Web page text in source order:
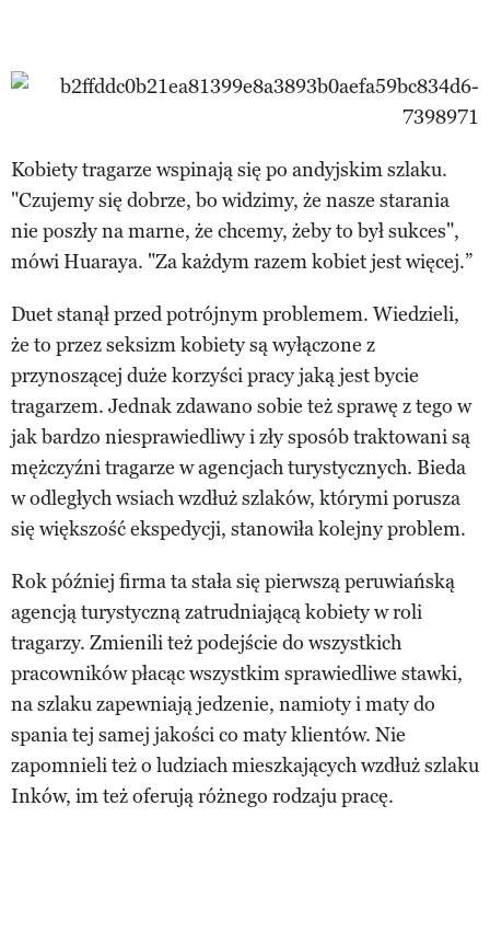
Kobiety tragarze wspinają się po andyjskim szlaku.
"Czujemy się dobrze, bo widzimy, że nasze starania
nie poszły na marne, że chcemy, żeby to był sukces",
mówi Huaraya. "Za każdym razem kobiet jest więcej.”
Duet stanął przed potrójnym problemem. Wiedzieli,
że to przez seksizm kobiety są wyłączone z
przynoszącej duże korzyści pracy jaką jest bycie
tragarzem. Jednak zdawano sobie też sprawę z tego w
jak bardzo niesprawiedliwy i zły sposób traktowani są
mężczyźni tragarze w agencjach turystycznych. Bieda
w odległych wsiach wzdłuż szlaków, którymi porusza
się większość ekspedycji, stanowiła kolejny problem.
Rok później firma ta stała się pierwszą peruwiańską
agencją turystyczną zatrudniającą kobiety w roli
tragarzy. Zmienili też podejście do wszystkich
pracowników płacąc wszystkim sprawiedliwe stawki,
na szlaku zapewniają jedzenie, namioty i maty do
spania tej samej jakości co maty klientów. Nie
zapomnieli też o ludziach mieszkających wzdłuż szlaku
Inków, im też oferują różnego rodzaju pracę.